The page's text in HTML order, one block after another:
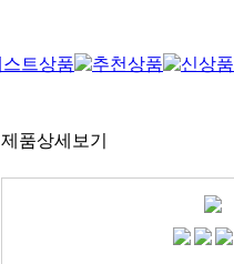
제품상세보기